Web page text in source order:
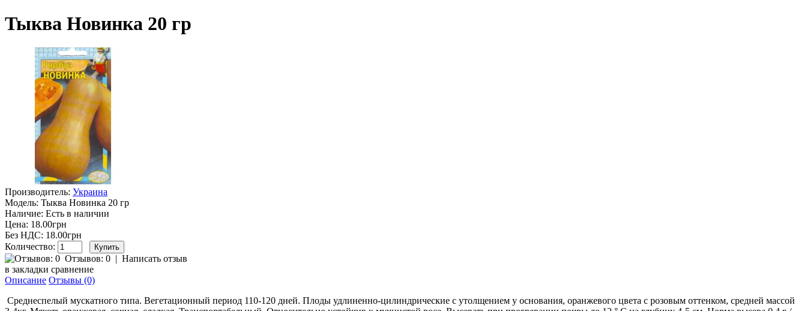
Тыква Новинка 20 гр
Производитель: Украина
Модель: Тыква Новинка 20 гр
Наличие: Есть в наличии
Цена: 18.00грн
Без НДС: 18.00грн
Количество:
Отзывов: 0 | Написать отзыв
в закладки сравнение
Описание Отзывы (0)
Среднеспелый мускатного типа. Вегетационный период 110-120 дней. Плоды удлиненно-цилиндрические с утолщением у основания, оранжевого цвета с розовым оттенком, средней массой